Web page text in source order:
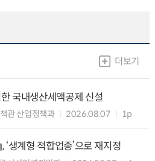
더보기
국내생산세액공제 신설
관 산업정책과 2026.08.07 1p
‘생계형 적합업종’으로 재지정